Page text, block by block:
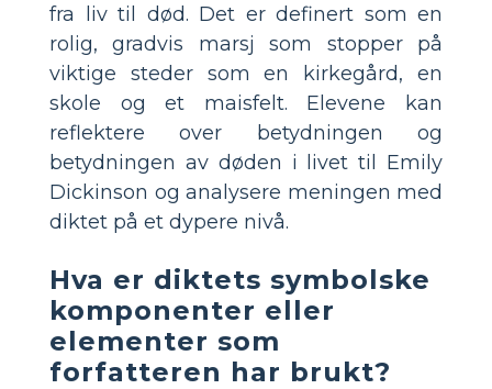
fra liv til død. Det er definert som en
rolig, gradvis marsj som stopper på
viktige steder som en kirkegård, en
skole og et maisfelt. Elevene kan
reflektere over betydningen og
betydningen av døden i livet til Emily
Dickinson og analysere meningen med
diktet på et dypere nivå.
Hva er diktets symbolske
komponenter eller
elementer som
forfatteren har brukt?